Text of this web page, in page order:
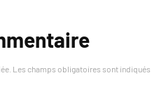
Les champs obligatoires sont indiqués